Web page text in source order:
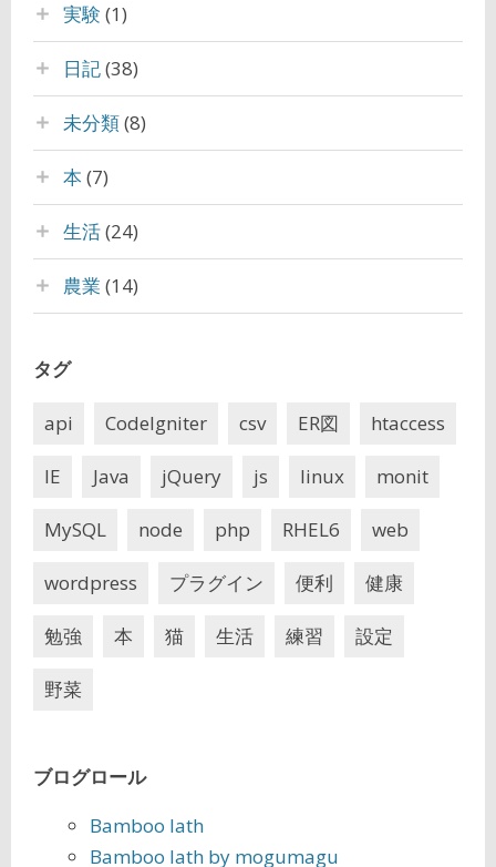
実験 (1)
日記(38)
未分類(8)
本 (7)
生活(24)
農業 (14)
タグ
api CodeIgniter csv ER図 htaccess
IE Java jQuery js linux monit
MySQL node php RHEL6 web
wordpress プラグイン 便利 健康
勉強 本 猫 生活 練習 設定
野菜
ブログロール
Bamboo lath
Bamboo lath by mogumagu